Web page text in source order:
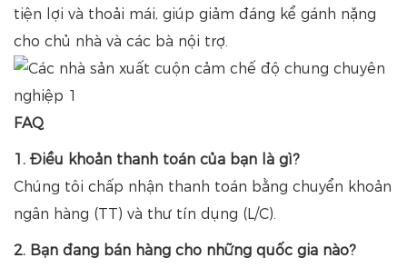
tiện lợi và thoải mái, giúp giảm đáng kể gánh nặng
cho chủ nhà và các bà nội trợ.
FAQ
1. Điều khoản thanh toán của bạn là gì?
Chúng tôi chấp nhận thanh toán bằng chuyển khoản
ngân hàng (TT) và thư tín dụng (L/C).
2. Bạn đang bán hàng cho những quốc gia nào?